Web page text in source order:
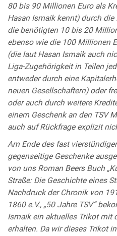
80 bis 90 Millionen Euro als
Hasan Ismaik kennt) durch
die benötigten 10 bis 20
ebenso wie die 100 Millionen
(die laut Hasan Ismaik auch
Liga-Zugehörigkeit in Teilen
entweder durch eine
neuen Gesellschaftern) oder
oder auch durch weitere
einem Geschenk an den TSV
auch auf Rückfrage explizit
Am Ende des fast
gegenseitige Geschenke
von uns Roman Beers Buch
Straße: Die Geschichte eines
Nachdruck der Chronik von
1860 e.V., „50 Jahre TSV“
Ismaik ein aktuelles Trikot mit
erhalten. Da wir dieses Trikot